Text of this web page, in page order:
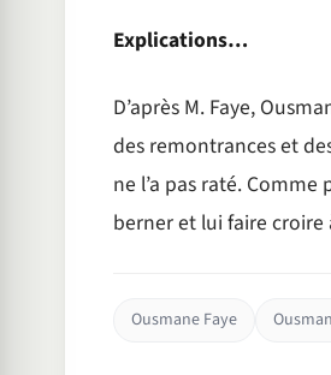
Explications…
D’après M. Faye,
des remontrances et
ne l’a pas raté.
berner et lui faire croire
Ousmane Faye